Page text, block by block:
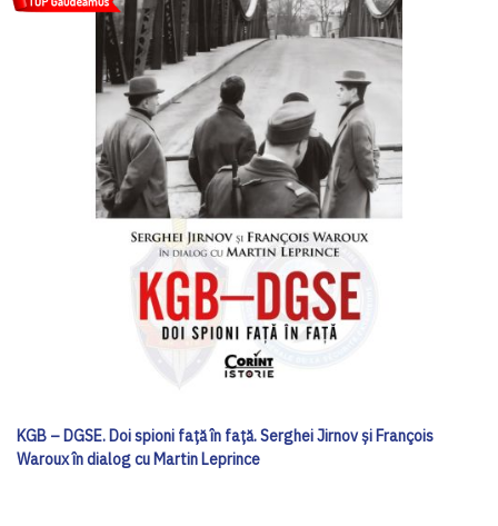
KGB – DGSE. Doi spioni față în față. Serghei Jirnov și François
Waroux în dialog cu Martin Leprince